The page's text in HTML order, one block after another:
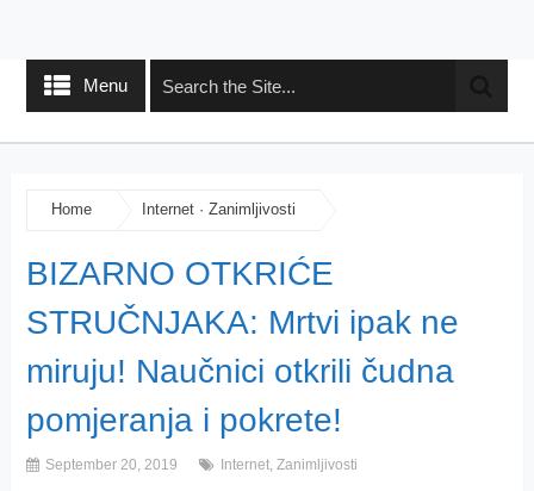
Menu
Home Internet· Zanimljivosti
BIZARNO OTKRIĆE
STRUČNJAKA: Mrtvi ipak ne
miruju! Naučnici otkrili čudna
pomjeranja i pokrete!
September 20, 2019 Internet, Zanimljivosti